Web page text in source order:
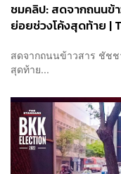
ชมคลิป: สดจากถนนข้
ย่อยช่วงโค้งสุดท้าย |
สดจากถนนข้าวสาร ชัชช
สุดท้าย...